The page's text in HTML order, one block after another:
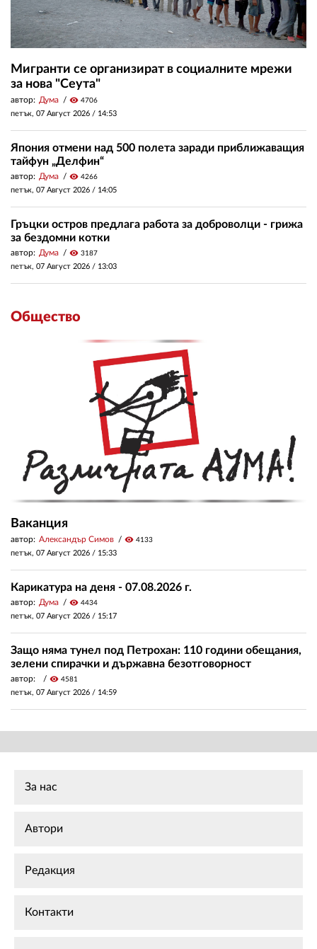
Мигранти се организират в социалните мрежи
за нова "Сеута"
автор: Дума visibility 4706
петък, 07 Август 2026 / 14:53
Япония отмени над 500 полета заради приближаващия
тайфун „Делфин“
автор: Дума visibility 4266
петък, 07 Август 2026 / 14:05
Гръцки остров предлага работа за доброволци - грижа
за бездомни котки
автор: Дума visibility 3187
петък, 07 Август 2026 / 13:03
Общество
Ваканция
автор: Александър Симов visibility 4133
петък, 07 Август 2026 / 15:33
Карикатура на деня - 07.08.2026 г.
автор: Дума visibility 4434
петък, 07 Август 2026 / 15:17
Защо няма тунел под Петрохан: 110 години обещания,
зелени спирачки и държавна безотговорност
автор: visibility 4581
петък, 07 Август 2026 / 14:59
За нас
Автори
Редакция
Контакти